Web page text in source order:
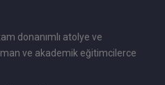
donanımlı atolye ve
ve akademik eğitimcilerce